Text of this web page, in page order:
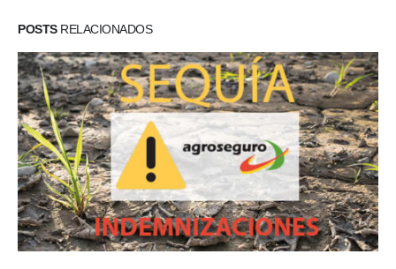
POSTSRELACIONADOS